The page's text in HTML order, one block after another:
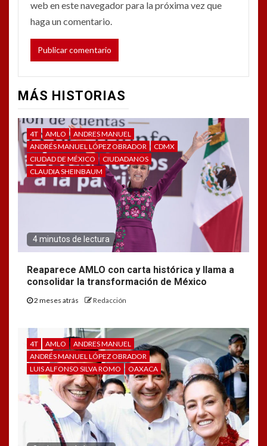
web en este navegador para la próxima vez que
haga un comentario.
MÁS HISTORIAS
4T AMLO
ANDRES MANUEL
ANDRÉS MANUEL LÓPEZ OBRADOR
CDMX
CIUDAD DE MÉXICO
CIUDADANOS
CLAUDIA SHEINBAUM
4 minutos de lectura
Reaparece AMLO con carta histórica y llama a
consolidar la transformación de México
2 meses atrás Redacción
4T AMLO
ANDRES MANUEL
ANDRÉS MANUEL LÓPEZ OBRADOR
LUIS ALFONSO SILVA ROMO
OAXACA